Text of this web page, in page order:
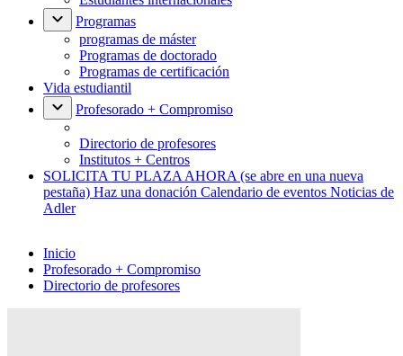
Programas
programas de máster
Programas de doctorado
Programas de certificación
Vida estudiantil
Profesorado + Compromiso
Directorio de profesores
Institutos + Centros
SOLICITA TU PLAZA AHORA (se abre en una nueva
pestaña) Haz una donación Calendario de eventos Noticias de
Adler
Inicio
Profesorado + Compromiso
Directorio de profesores